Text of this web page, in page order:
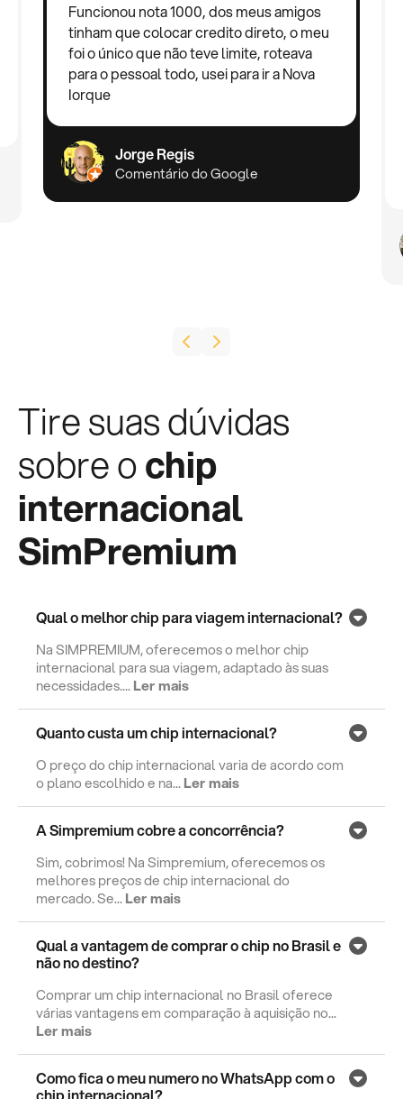
Funcionou nota 1000, dos meus amigos
tinham que colocar credito direto, o meu
foi o único que não teve limite, roteava
para o pessoal todo, usei para ir a Nova
Iorque
Jorge Regis
Comentário do Google
Tire suas dúvidas
sobre ochip
internacional
SimPremium
Qual o melhor chip para viagem internacional?
Na SIMPREMIUM, oferecemos o melhor chip
internacional para sua viagem, adaptado às suas
necessidades....Ler mais
Quanto custa um chip internacional?
O preço do chip internacional varia de acordo com
o plano escolhido e na...Ler mais
A Simpremium cobre a concorrência?
Sim, cobrimos! Na Simpremium, oferecemos os
melhores preços de chip internacional do
mercado. Se...Ler mais
Qual a vantagem de comprar o chip no Brasil e
não no destino?
Comprar um chip internacional no Brasil oferece
várias vantagens em comparação à aquisição no...
Ler mais
Como fica o meu numero no WhatsApp com o